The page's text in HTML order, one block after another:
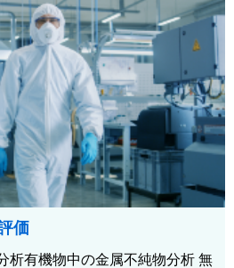
価
析有機物中の金属不純物分析 無